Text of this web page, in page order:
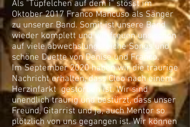
Als "Tüpfelchen auf dem i" stösst im
Oktober 2017 Franco Mancuso als Sänger
zu unserer Band. Somit ist unsere Band
wieder komplett und wir freuen uns schon
auf viele abwechslungsreiche Songs und
schöne Duette von Denise und Franco.
Im September 2020 haben wir die traurige
Nachricht erhalten, dass Cleo nach einem
Herzinfarkt gestorben ist. Wir sind
unendlich traurig und bestürzt, dass unser
Freund, Gitarrist und ja, auch Mentor so
plötzlich von uns gegangen ist. Wir können